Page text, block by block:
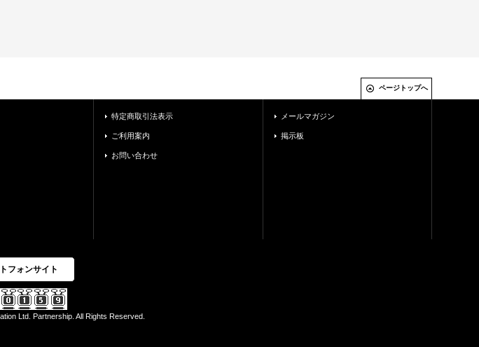
ページトップへ
特定商取引法表示
ご利用案内
お問い合わせ
メールマガジン
掲示板
フォンサイト
Ltd. Partnership. All Rights Reserved.